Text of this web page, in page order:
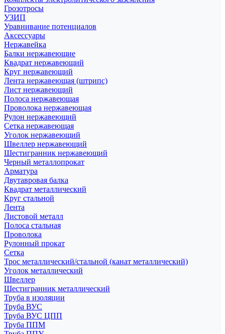
Грозотросы
УЗИП
Уравнивание потенциалов
Аксессуары
Нержавейка
Балки нержавеющие
Квадрат нержавеющий
Круг нержавеющий
Лента нержавеющая (штрипс)
Лист нержавеющий
Полоса нержавеющая
Проволока нержавеющая
Рулон нержавеющий
Сетка нержавеющая
Уголок нержавеющий
Швеллер нержавеющий
Шестигранник нержавеющий
Черный металлопрокат
Арматура
Двутавровая балка
Квадрат металлический
Круг стальной
Лента
Листовой металл
Полоса стальная
Проволока
Рулонный прокат
Сетка
Трос металлический/стальной (канат металлический)
Уголок металлический
Швеллер
Шестигранник металлический
Труба в изоляции
Труба ВУС
Труба ВУС ЦПП
Труба ППМ